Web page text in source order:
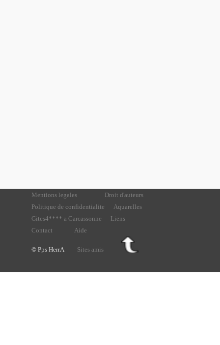
Mentions legales
Droit d'auteurs
Politique de confidentialite
Aquarelles
Gites4**** a Carcassonne
Liens
Contact
Aide
© Pps HerrA Sites amis